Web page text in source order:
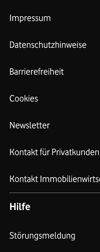
Impressum
Datenschutzhinweise
Barrierefreiheit
Cookies
Newsletter
Kontakt für Privatkunden
Kontakt
Hilfe
Störungsmeldung